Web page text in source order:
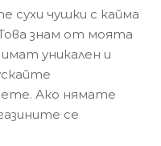
сухи чушки с кайма
знам от моята
уникален и
Ако няматe
се